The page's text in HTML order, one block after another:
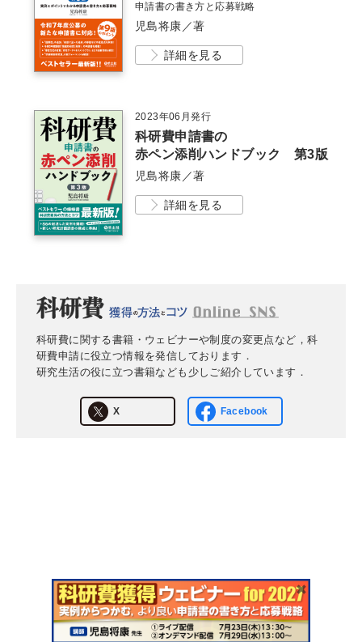
申請書の書き方と応募戦略
児島将康／著
詳細を見る
2023年06月発行
科研費申請書の
赤ペン添削ハンドブック 第3版
児島将康／著
詳細を見る
科研費に関する書籍・ウェビナーや制度の変更点など，科
研費申請に役立つ情報を発信しております．
研究生活の役に立つ書籍なども少しご紹介しています．
X Facebook